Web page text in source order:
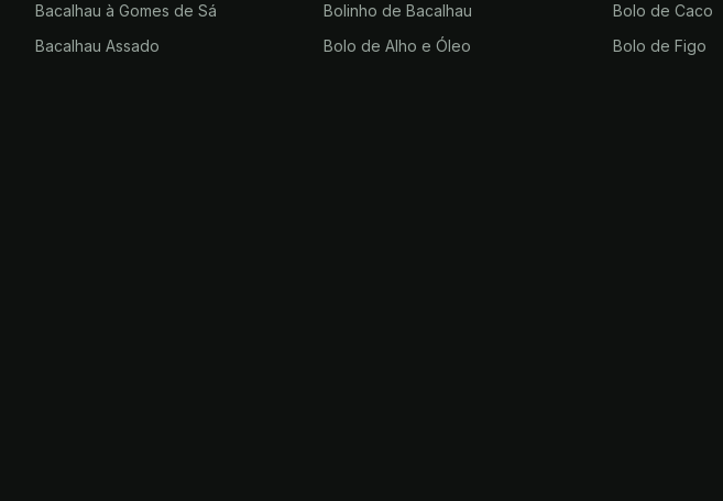
Bacalhau à Gomes de Sá
Bacalhau Assado
Bolinho de Bacalhau
Bolo de Alho e Óleo
Bolo de Caco
Bolo de Figo